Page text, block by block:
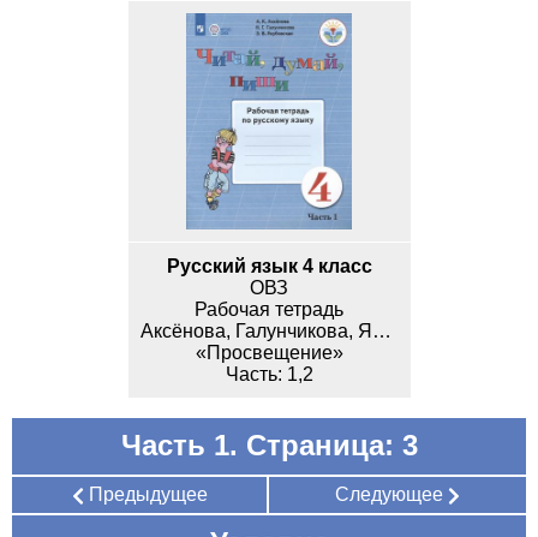
Русский язык 4 класс
ОВЗ
Рабочая тетрадь
Аксёнова, Галунчикова, Якубовская
«Просвещение»
1,2
Часть 1. Страница: 3
Предыдущее Следующее